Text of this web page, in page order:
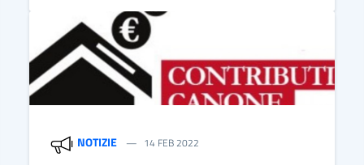
NOTIZIE 14 FEB 2022